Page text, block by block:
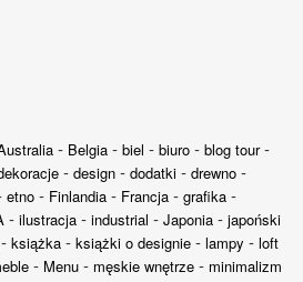
- Belgia - biel - biuro - blog tour-
- design - dodatki - drewno -
etno - Finlandia - Francja - grafika -
- ilustracja - industrial - Japonia - japoński
- książka - książki o designie - lampy - loft
- Menu - męskie wnętrze - minimalizm